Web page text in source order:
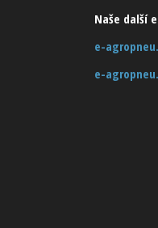
Naše další
e-
e-